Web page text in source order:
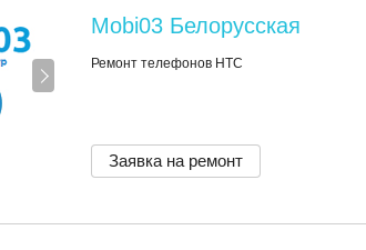
Mobi03 Белорусская
Ремонт телефонов HTC
Заявка на ремонт